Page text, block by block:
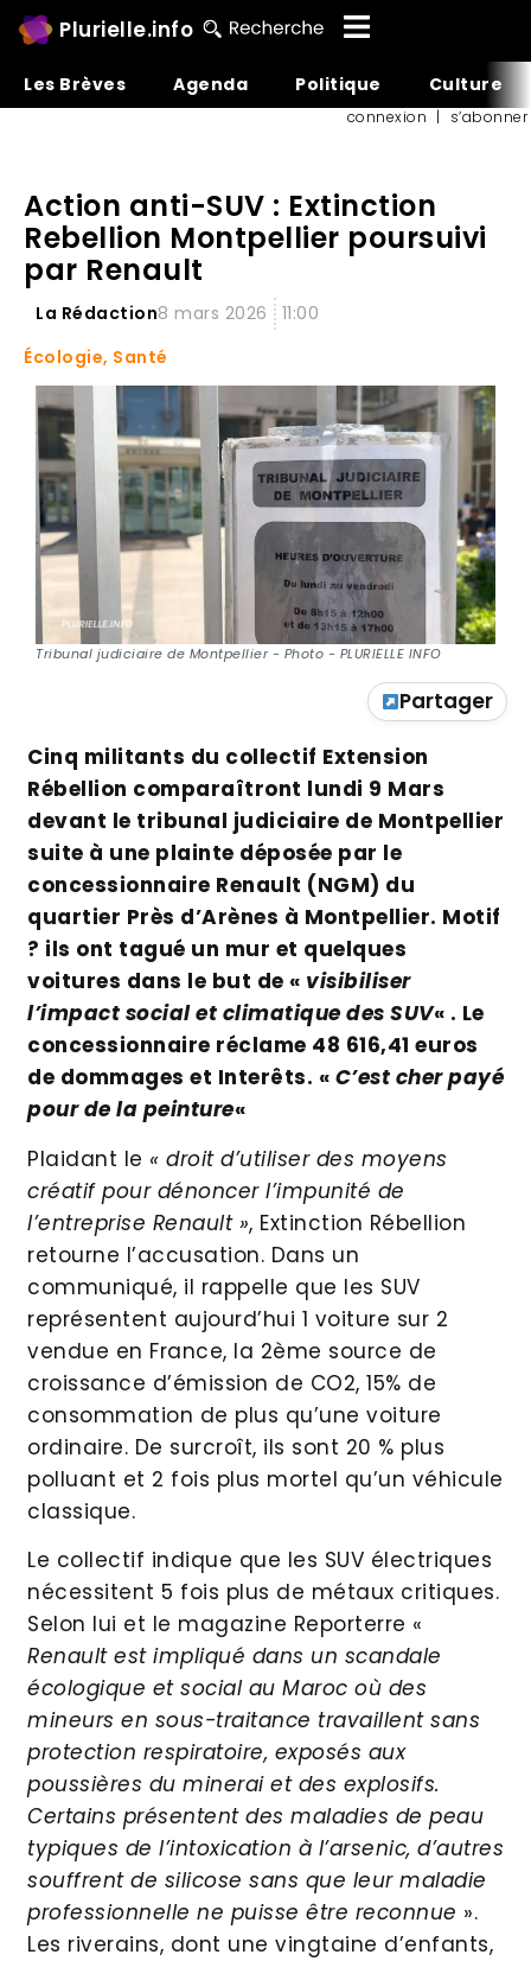
Plurielle.info
Les Brèves Agenda Politique Culture
connexion | s’abonner
Action anti-SUV : Extinction
Rebellion Montpellier poursuivi
par Renault
La Rédaction8 mars 2026
11:00
Écologie, Santé
Tribunal judiciaire de Montpellier - Photo - PLURIELLE INFO
Partager
Cinq militants du collectif Extension
Rébellion comparaîtront lundi 9 Mars
devant le tribunal judiciaire de Montpellier
suite à une plainte déposée par le
concessionnaire Renault (NGM) du
quartier Près d’Arènes à Montpellier. Motif
? ils ont tagué un mur et quelques
voitures dans le but de « visibiliser
l’impact social et climatique des SUV« . Le
concessionnaire réclame 48 616,41 euros
de dommages et Interêts. « C’est cher payé
pour de la peinture«
Plaidant le « droit d’utiliser des moyens
créatif pour dénoncer l’impunité de
l’entreprise Renault », Extinction Rébellion
retourne l’accusation. Dans un
communiqué, il rappelle que les SUV
représentent aujourd’hui 1 voiture sur 2
vendue en France, la 2ème source de
croissance d’émission de CO2, 15% de
consommation de plus qu’une voiture
ordinaire. De surcroît, ils sont 20 % plus
polluant et 2 fois plus mortel qu’un véhicule
classique.
Le collectif indique que les SUV électriques
nécessitent 5 fois plus de métaux critiques.
Selon lui et le magazine Reporterre «
Renault est impliqué dans un scandale
écologique et social au Maroc où des
mineurs en sous-traitance travaillent sans
protection respiratoire, exposés aux
poussières du minerai et des explosifs.
Certains présentent des maladies de peau
typiques de l’intoxication à l’arsenic, d’autres
souffrent de silicose sans que leur maladie
professionnelle ne puisse être reconnue ».
Les riverains, dont une vingtaine d’enfants,